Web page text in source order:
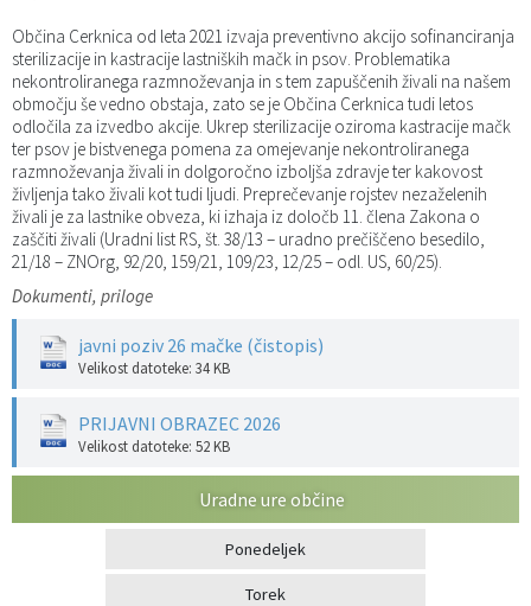
Občina Cerknica od leta 2021 izvaja preventivno akcijo sofinanciranja
sterilizacije in kastracije lastniških mačk in psov. Problematika
nekontroliranega razmnoževanja in s tem zapuščenih živali na našem
območju še vedno obstaja, zato se je Občina Cerknica tudi letos
odločila za izvedbo akcije. Ukrep sterilizacije oziroma kastracije mačk
ter psov je bistvenega pomena za omejevanje nekontroliranega
razmnoževanja živali in dolgoročno izboljša zdravje ter kakovost
življenja tako živali kot tudi ljudi. Preprečevanje rojstev nezaželenih
živali je za lastnike obveza, ki izhaja iz določb 11. člena Zakona o
zaščiti živali (Uradni list RS, št. 38/13 – uradno prečiščeno besedilo,
21/18 – ZNOrg, 92/20, 159/21, 109/23, 12/25 – odl. US, 60/25).
Dokumenti, priloge
javni poziv 26 mačke (čistopis)
Velikost datoteke: 34 KB
PRIJAVNI OBRAZEC 2026
Velikost datoteke: 52 KB
Uradne ure občine
Ponedeljek
Torek
Služba za krajevne skupnosti